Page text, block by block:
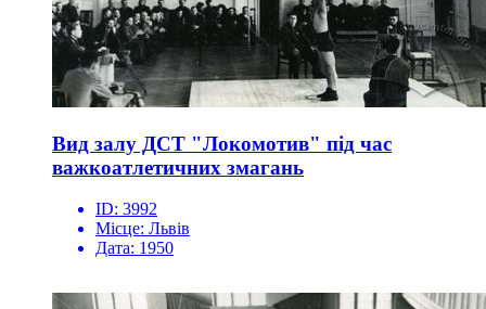
Вид залу ДСТ "Локомотив" під час
важкоатлетичних змагань
ID: 3992
Місце: Львів
Дата: 1950